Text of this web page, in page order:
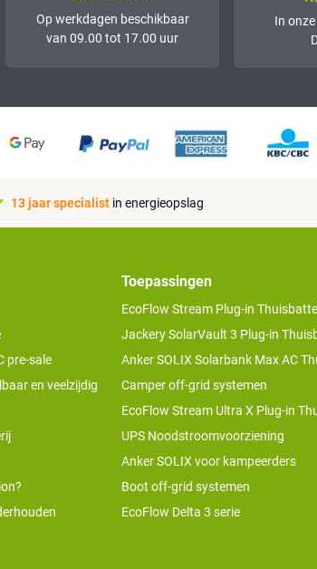
Op werkdagen beschikbaar
van 09.00 tot 17.00 uur
In
13 jaar specialist in energieopslag
pre-sale
en veelzijdig
Toepassingen
EcoFlow Stream Plug-in
Jackery SolarVault 3 Plug-in
Anker SOLIX Solarbank Max AC
Camper off-grid systemen
EcoFlow Stream Ultra X Plug-in
UPS Noodstroomvoorziening
Anker SOLIX voor kampeerders
Boot off-grid systemen
EcoFlow Delta 3 serie